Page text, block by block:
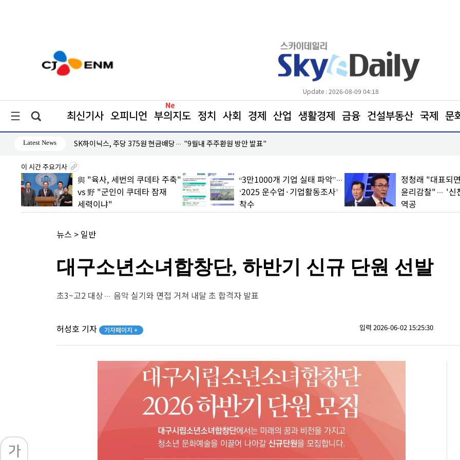
Update : 2026-08-09 04:18
최신기사 오피니언 부의지도 정치 사회 경제 산업 생활경제 금융 건설부동산 국제 문
Latest News
응 '미온적' SK하이닉스, 주당 375원 현금배당… "9월내 주주환원 방안 발표"
이 시간 주요기사
與 "육사, 세번의 쿠데타 주축"
vs 野 "군인이 쿠데타 잠재
세력이냐"
“3만1000개 기업 실태 파악”…
‘2025 운수업·기업활동조사’
착수
정청래 "대표되
윤리감찰"… '신
역공
뉴스 > 일반
대구소년소녀합창단, 하반기 신규 단원 선발
초3~고2 대상… 음악 실기와 면접 거쳐 내달 초 합격자 발표
허성호 기자 기자페이지 + 입력 2026-06-02 15:25:30